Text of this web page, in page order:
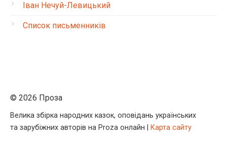
Іван Нечуй-Левицький
Список письменників
© 2026 Проза
Велика збірка народних казок, оповідань українських
та зарубіжних авторів на Proza онлайн |
Карта сайту